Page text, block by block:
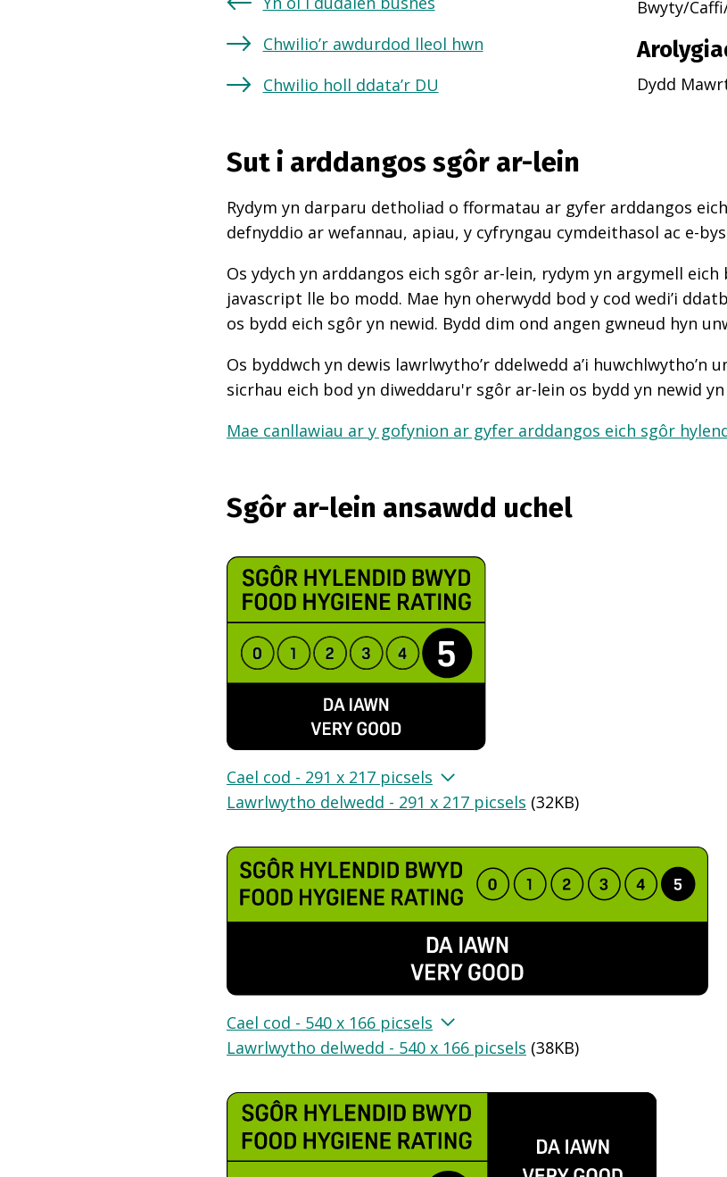
Chwilio’r awdurdod lleol hwn
Chwilio holl ddata’r DU
Bwyty/
Dydd
Sut i arddangos sgôr ar-lein
Rydym yn darparu detholiad o fformatau ar gyfer arddangos
defnyddio ar wefannau, apiau, y cyfryngau cymdeithasol ac e-
Os ydych yn arddangos eich sgôr ar-lein, rydym yn argymell eich
javascript lle bo modd. Mae hyn oherwydd bod y cod wedi’i
os bydd eich sgôr yn newid. Bydd dim ond angen gwneud hyn
Os byddwch yn dewis lawrlwytho’r ddelwedd a’i huwchlwytho’n
sicrhau eich bod yn diweddaru'r sgôr ar-lein os bydd yn newid
Mae canllawiau ar y gofynion ar gyfer arddangos eich sgôr
Sgôr ar-lein ansawdd uchel
Cael cod - 291 x 217 picsels
Lawrlwytho delwedd - 291 x 217 picsels (32KB)
Cael cod - 540 x 166 picsels
Lawrlwytho delwedd - 540 x 166 picsels (38KB)